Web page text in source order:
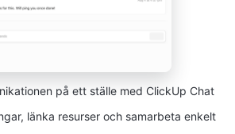
på ett ställe med ClickUp Chat
länka resurser och samarbeta enkelt